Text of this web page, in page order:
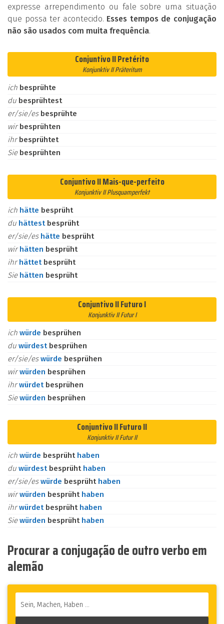
expresse arrependimento ou fale sobre uma situação
que possa ter acontecido. Esses tempos de conjugação
não são usados com muita frequência.
Conjuntivo II Pretérito
Konjunktiv II Präteritum
ich besprühte
du besprühtest
er/sie/es besprühte
wirbesprühten
ihrbesprühtet
Sie besprühten
Conjuntivo II Mais-que-perfeito
Konjunktiv II Plusquamperfekt
ich hätte besprüht
du hättest besprüht
er/sie/es hätte besprüht
wirhätten besprüht
ihrhättet besprüht
Sie hätten besprüht
Conjuntivo II Futuro I
Konjunktiv II Futur I
ich würde besprühen
du würdest besprühen
er/sie/eswürde besprühen
wirwürden besprühen
ihrwürdet besprühen
Siewürden besprühen
Conjuntivo II Futuro II
Konjunktiv II Futur II
ich würde besprüht haben
du würdest besprüht haben
er/sie/eswürde besprüht haben
wirwürden besprüht haben
ihrwürdet besprüht haben
Siewürden besprüht haben
Procurar a conjugação de outro verbo em
alemão